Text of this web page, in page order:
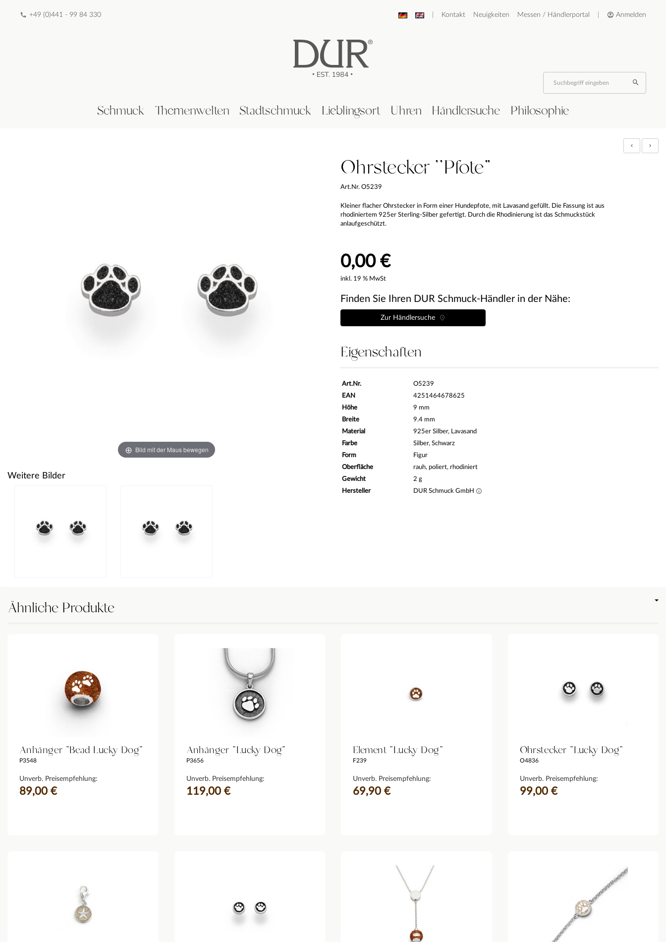
+49 (0)441 - 99 84 330 Kontakt Neuigkeiten Messen / Händlerportal Anmelden
Schmuck Themenwelten Stadtschmuck Lieblingsort Uhren Händlersuche Philosophie
Bild mit der Maus bewegen
Weitere Bilder
Ohrstecker ''Pfote"
Art.Nr. O5239
Kleiner flacher Ohrstecker in Form einer Hundepfote, mit Lavasand gefüllt. Die Fassung ist aus
rhodiniertem 925er Sterling-Silber gefertigt. Durch die Rhodinierung ist das Schmuckstück
anlaufgeschützt.
0,00 €
inkl. 19 % MwSt
Finden Sie Ihren DUR Schmuck-Händler in der Nähe:
Zur Händlersuche
Eigenschaften
Art.Nr.
O5239
EAN
4251464678625
Höhe
9 mm
Breite
9.4 mm
Material
925er Silber, Lavasand
Farbe
Silber, Schwarz
Form
Figur
Oberfläche
rauh, poliert, rhodiniert
Gewicht
2 g
Hersteller
DUR Schmuck GmbH
Ähnliche Produkte
Anhänger "Bead Lucky Dog"
P3548
Unverb. Preisempfehlung:
89,00 €
Anhänger "Lucky Dog"
P3656
Unverb. Preisempfehlung:
119,00 €
Element "Lucky Dog"
F239
Unverb. Preisempfehlung:
69,90 €
Ohrstecker "Lucky Dog"
O4836
Unverb. Preisempfehlung:
99,00 €